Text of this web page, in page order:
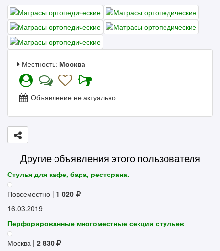
Местность: Москва
Объявление не актуально
Другие объявления этого пользователя
Стулья для кафе, бара, ресторана.
Повсеместно | 1 020
16.03.2019
Перфорированные многоместные секции стульев
Москва | 2 830